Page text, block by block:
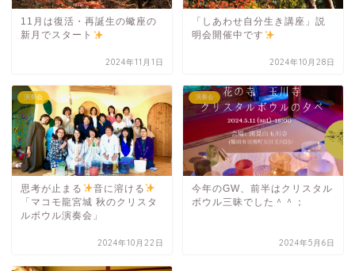
11月は復活・再誕生の蠍座の
新月でスタート
2024年11月1日
「しあわせ自分生き講座」説
明会開催中です
2024年10月28日
演奏会
思考が止まる
音に溶ける
「マコモ龍宮城 秋のクリスタ
ルボウル演奏会」
2024年10月22日
演奏会
今年のGW、前半はクリスタル
ボウル三昧でした＾＾；
2024年5月6日